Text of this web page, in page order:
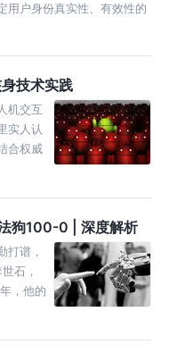
用户身份真实性、有效性的
阿里系平台的用户身份核
技术实践
机交互
实人认
合权威
实
狗100-0 | 深度解析
打谱，
石，
，他的
谱，